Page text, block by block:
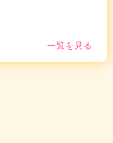
一覧を見る